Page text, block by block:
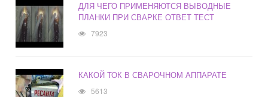
ДЛЯ ЧЕГО ПРИМЕНЯЮТСЯ ВЫВОДНЫЕ
ПЛАНКИ ПРИ СВАРКЕ ОТВЕТ ТЕСТ
7923
КАКОЙ ТОК В СВАРОЧНОМ АППАРАТЕ
5613